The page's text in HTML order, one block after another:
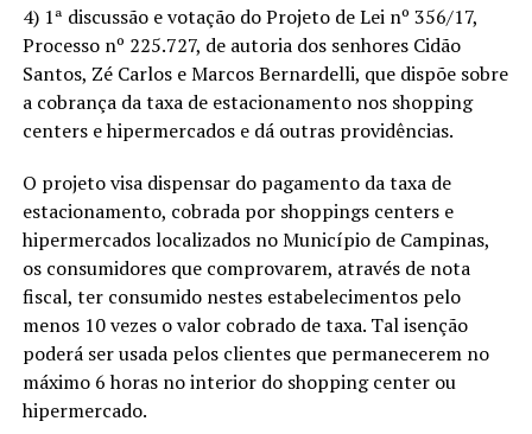
4) 1ª discussão e votação do Projeto de Lei nº 356/17,
Processo nº 225.727, de autoria dos senhores Cidão
Santos, Zé Carlos e Marcos Bernardelli, que dispõe sobre
a cobrança da taxa de estacionamento nos shopping
centers e hipermercados e dá outras providências.
O projeto visa dispensar do pagamento da taxa de
estacionamento, cobrada por shoppings centers e
hipermercados localizados no Município de Campinas,
os consumidores que comprovarem, através de nota
fiscal, ter consumido nestes estabelecimentos pelo
menos 10 vezes o valor cobrado de taxa. Tal isenção
poderá ser usada pelos clientes que permanecerem no
máximo 6 horas no interior do shopping center ou
hipermercado.